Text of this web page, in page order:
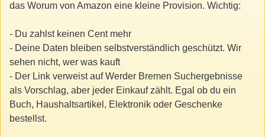
das Worum von Amazon eine kleine Provision. Wichtig:
- Du zahlst keinen Cent mehr
- Deine Daten bleiben selbstverständlich geschützt. Wir
sehen nicht, wer was kauft
- Der Link verweist auf Werder Bremen Suchergebnisse
als Vorschlag, aber jeder Einkauf zählt. Egal ob du ein
Buch, Haushaltsartikel, Elektronik oder Geschenke
bestellst.